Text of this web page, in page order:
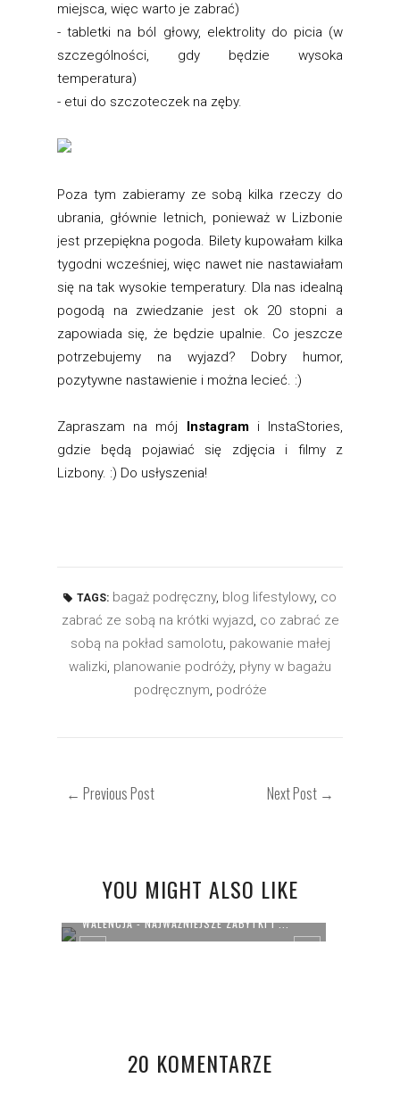
miejsca, więc warto je zabrać)
- tabletki na ból głowy, elektrolity do picia (w
szczególności, gdy będzie wysoka
temperatura)
- etui do szczoteczek na zęby.
Poza tym zabieramy ze sobą kilka rzeczy do
ubrania, głównie letnich, ponieważ w Lizbonie
jest przepiękna pogoda. Bilety kupowałam kilka
tygodni wcześniej, więc nawet nie nastawiałam
się na tak wysokie temperatury. Dla nas idealną
pogodą na zwiedzanie jest ok 20 stopni a
zapowiada się, że będzie upalnie. Co jeszcze
potrzebujemy na wyjazd? Dobry humor,
pozytywne nastawienie i można lecieć. :)
Zapraszam na mój Instagrami InstaStories,
gdzie będą pojawiać się zdjęcia i filmy z
Lizbony. :) Do usłyszenia!
TAGS: bagaż podręczny, blog lifestylowy, co
zabrać ze sobą na krótki wyjazd, co zabrać ze
sobą na pokład samolotu, pakowanie małej
walizki, planowanie podróży, płyny w bagażu
podręcznym, podróże
← Previous Post Next Post →
YOU MIGHT ALSO LIKE
WALENCJA - NAJWAŻNIEJSZE ZABYTKI I ...
20 KOMENTARZE